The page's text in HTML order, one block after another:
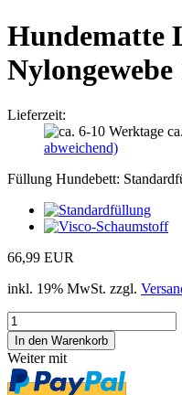
Hundematte
Lieferzeit:
abweichend)
Füllung Hundebett:
66,99 EUR
inkl. 19% MwSt. zzgl.
Weiter mit